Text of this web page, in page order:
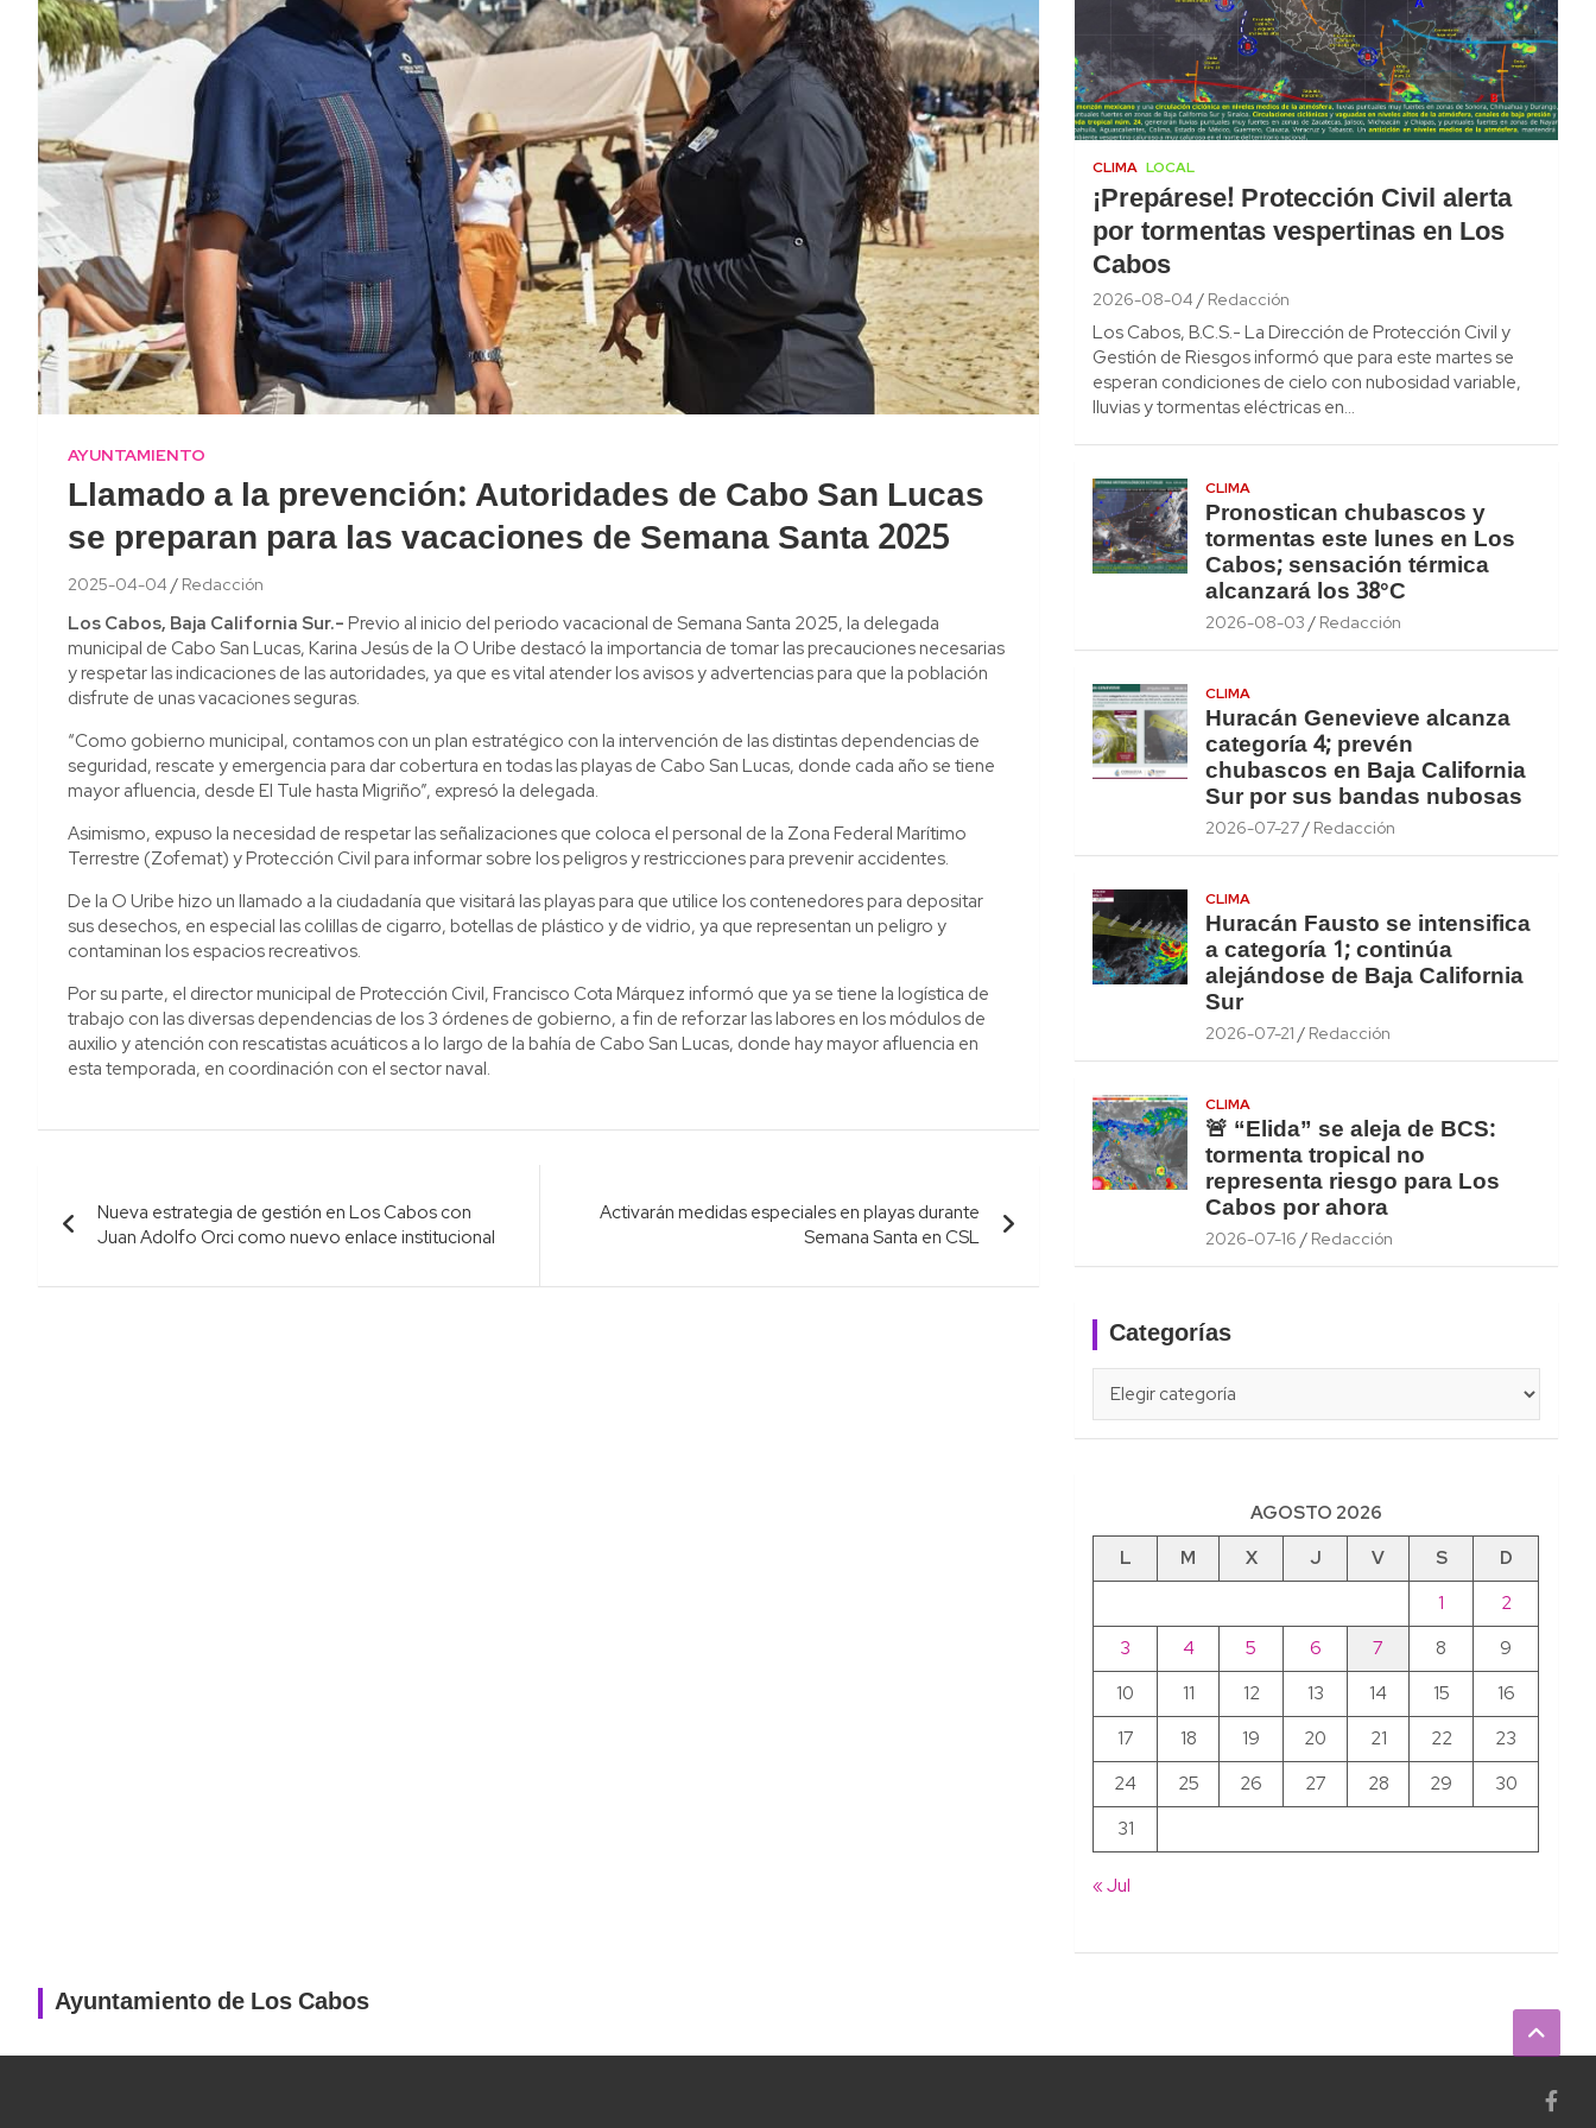
AYUNTAMIENTO
Llamado a la prevención: Autoridades de Cabo San Lucas
se preparan para las vacaciones de Semana Santa 2025
2025-04-04 Redacción
Los Cabos, Baja California Sur.- Previo al inicio del periodo vacacional de Semana Santa 2025, la delegada
municipal de Cabo San Lucas, Karina Jesús de la O Uribe destacó la importancia de tomar las precauciones necesarias
y respetar las indicaciones de las autoridades, ya que es vital atender los avisos y advertencias para que la población
disfrute de unas vacaciones seguras.
“Como gobierno municipal, contamos con un plan estratégico con la intervención de las distintas dependencias de
seguridad, rescate y emergencia para dar cobertura en todas las playas de Cabo San Lucas, donde cada año se tiene
mayor afluencia, desde El Tule hasta Migriño”, expresó la delegada.
Asimismo, expuso la necesidad de respetar las señalizaciones que coloca el personal de la Zona Federal Marítimo
Terrestre (Zofemat) y Protección Civil para informar sobre los peligros y restricciones para prevenir accidentes.
De la O Uribe hizo un llamado a la ciudadanía que visitará las playas para que utilice los contenedores para depositar
sus desechos, en especial las colillas de cigarro, botellas de plástico y de vidrio, ya que representan un peligro y
contaminan los espacios recreativos.
Por su parte, el director municipal de Protección Civil, Francisco Cota Márquez informó que ya se tiene la logística de
trabajo con las diversas dependencias de los 3 órdenes de gobierno, a fin de reforzar las labores en los módulos de
auxilio y atención con rescatistas acuáticos a lo largo de la bahía de Cabo San Lucas, donde hay mayor afluencia en
esta temporada, en coordinación con el sector naval.
Navegación
de
entradas
Nueva estrategia de gestión en Los Cabos con
Juan Adolfo Orci como nuevo enlace institucional
Activarán medidas especiales en playas durante
Semana Santa en CSL
CLIMA LOCAL
¡Prepárese! Protección Civil alerta
por tormentas vespertinas en Los
Cabos
2026-08-04 Redacción
Los Cabos, B.C.S.- La Dirección de Protección Civil y
Gestión de Riesgos informó que para este martes se
esperan condiciones de cielo con nubosidad variable,
lluvias y tormentas eléctricas en…
CLIMA
Pronostican chubascos y
tormentas este lunes en Los
Cabos; sensación térmica
alcanzará los 38°C
2026-08-03 Redacción
CLIMA
Huracán Genevieve alcanza
categoría 4; prevén
chubascos en Baja California
Sur por sus bandas nubosas
2026-07-27 Redacción
CLIMA
Huracán Fausto se intensifica
a categoría 1; continúa
alejándose de Baja California
Sur
2026-07-21 Redacción
CLIMA
🚨 “Elida” se aleja de BCS:
tormenta tropical no
representa riesgo para Los
Cabos por ahora
2026-07-16 Redacción
Categorías
AGOSTO 2026
L
M X J V S
D
1
2
3
4 5 6 7 8
9
10
11 12 13 14 15
16
17
18 19 20 21 22
23
24
25 26 27 28 29
30
31
« Jul
Ayuntamiento de Los Cabos